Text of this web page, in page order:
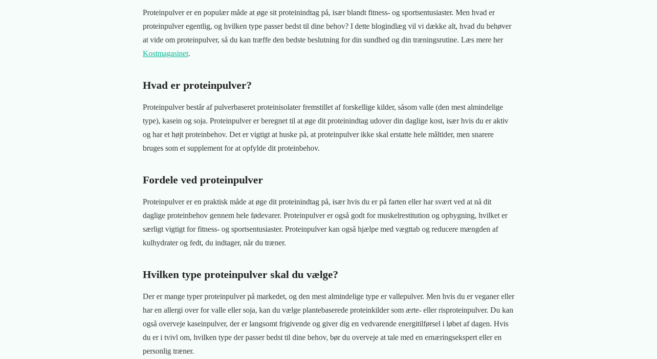
Proteinpulver er en populær måde at øge sit proteinindtag på, især blandt fitness- og sportsentusiaster. Men hvad er
proteinpulver egentlig, og hvilken type passer bedst til dine behov? I dette blogindlæg vil vi dække alt, hvad du behøver
at vide om proteinpulver, så du kan træffe den bedste beslutning for din sundhed og din træningsrutine. Læs mere her
Kostmagasinet.
Hvad er proteinpulver?
Proteinpulver består af pulverbaseret proteinisolater fremstillet af forskellige kilder, såsom valle (den mest almindelige
type), kasein og soja. Proteinpulver er beregnet til at øge dit proteinindtag udover din daglige kost, især hvis du er aktiv
og har et højt proteinbehov. Det er vigtigt at huske på, at proteinpulver ikke skal erstatte hele måltider, men snarere
bruges som et supplement for at opfylde dit proteinbehov.
Fordele ved proteinpulver
Proteinpulver er en praktisk måde at øge dit proteinindtag på, især hvis du er på farten eller har svært ved at nå dit
daglige proteinbehov gennem hele fødevarer. Proteinpulver er også godt for muskelrestitution og opbygning, hvilket er
særligt vigtigt for fitness- og sportsentusiaster. Proteinpulver kan også hjælpe med vægttab og reducere mængden af
kulhydrater og fedt, du indtager, når du træner.
Hvilken type proteinpulver skal du vælge?
Der er mange typer proteinpulver på markedet, og den mest almindelige type er vallepulver. Men hvis du er veganer eller
har en allergi over for valle eller soja, kan du vælge plantebaserede proteinkilder som ærte- eller risproteinpulver. Du kan
også overveje kaseinpulver, der er langsomt frigivende og giver dig en vedvarende energitilførsel i løbet af dagen. Hvis
du er i tvivl om, hvilken type der passer bedst til dine behov, bør du overveje at tale med en ernæringsekspert eller en
personlig træner.